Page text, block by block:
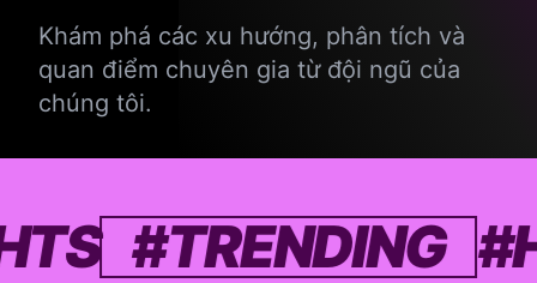
Khám phá các xu hướng, phân tích và
quan điểm chuyên gia từ đội ngũ của
chúng tôi.
#TRENDING